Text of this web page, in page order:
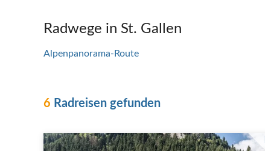
Radwege in St. Gallen
Alpenpanorama-Route
6 Radreisen gefunden
Radfahrer auf Steinbrücke in Curaglia-Sedrun